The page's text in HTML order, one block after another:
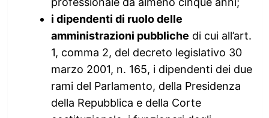
i dipendenti di ruolo delle
amministrazioni pubbliche di cui all’art.
1, comma 2, del decreto legislativo 30
marzo 2001, n. 165, i dipendenti dei due
rami del Parlamento, della Presidenza
della Repubblica e della Corte